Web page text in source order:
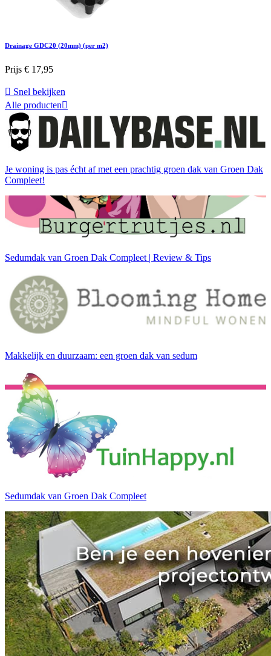
Drainage GDC20 (20mm) (per m2)
Prijs € 17,95
 Snel bekijken
Alle producten
Je woning is pas écht af met een prachtig groen dak van Groen Dak
Compleet!
Sedumdak van Groen Dak Compleet | Review & Tips
Makkelijk en duurzaam: een groen dak van sedum
Sedumdak van Groen Dak Compleet